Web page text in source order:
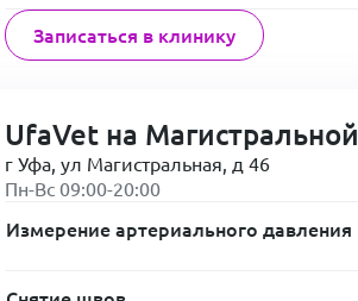
Записаться в клинику
UfaVet на Магистральной
г Уфа, ул Магистральная, д 46
Пн-Вс 09:00-20:00
Измерение артериального давления